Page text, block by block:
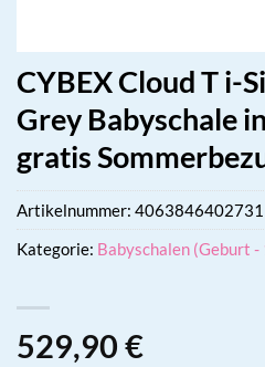
CYBEX Cloud T i-
Grey Babyschale
gratis
529,90 €
Artikelnummer: 4063846402731
Kategorie: Babyschalen (Geburt